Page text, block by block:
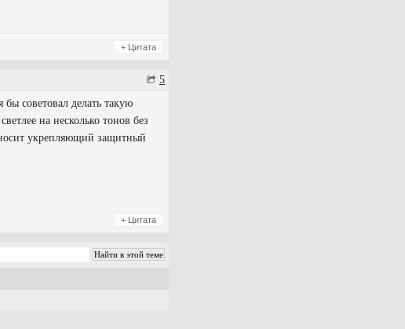
+ Цитата
5
советовал делать такую
на несколько тонов без
укрепляющий защитный
+ Цитата